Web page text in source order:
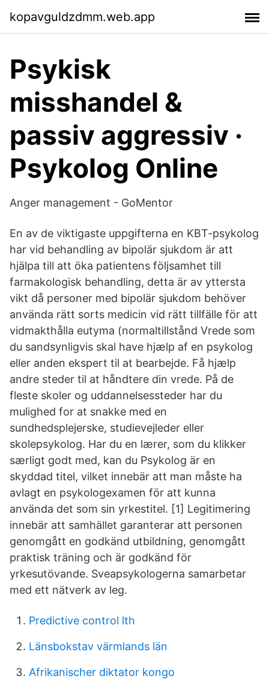
kopavguldzdmm.web.app
Psykisk
misshandel &
passiv aggressiv ·
Psykolog Online
Anger management - GoMentor
En av de viktigaste uppgifterna en KBT-psykolog
har vid behandling av bipolär sjukdom är att
hjälpa till att öka patientens följsamhet till
farmakologisk behandling, detta är av yttersta
vikt då personer med bipolär sjukdom behöver
använda rätt sorts medicin vid rätt tillfälle för att
vidmakthålla eutyma (normaltillstånd Vrede som
du sandsynligvis skal have hjælp af en psykolog
eller anden ekspert til at bearbejde. Få hjælp
andre steder til at håndtere din vrede. På de
fleste skoler og uddannelsessteder har du
mulighed for at snakke med en
sundhedsplejerske, studievejleder eller
skolepsykolog. Har du en lærer, som du klikker
særligt godt med, kan du Psykolog är en
skyddad titel, vilket innebär att man måste ha
avlagt en psykologexamen för att kunna
använda det som sin yrkestitel. [1] Legitimering
innebär att samhället garanterar att personen
genomgått en godkänd utbildning, genomgått
praktisk träning och är godkänd för
yrkesutövande. Sveapsykologerna samarbetar
med ett nätverk av leg.
Predictive control lth
Länsbokstav värmlands län
Afrikanischer diktator kongo